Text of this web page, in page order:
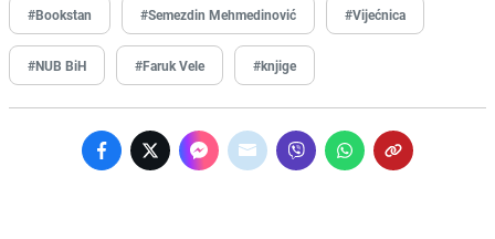
#Bookstan #Semezdin Mehmedinović #Vijećnica
#NUB BiH #Faruk Vele #knjige